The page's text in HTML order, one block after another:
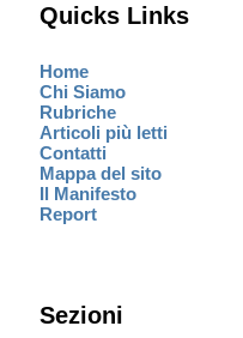
Quicks Links
Home
Chi Siamo
Rubriche
Articoli più letti
Contatti
Mappa del sito
Il Manifesto
Report
Sezioni